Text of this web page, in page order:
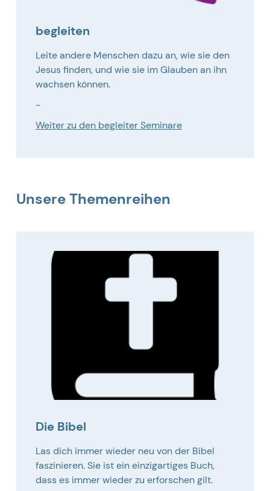
begleiten
Leite andere Menschen dazu an, wie sie den
Jesus finden, und wie sie im Glauben an ihn
wachsen können.
-
Weiter zu den begleiter Seminare
Unsere Themenreihen
Die Bibel
Las dich immer wieder neu von der Bibel
faszinieren. Sie ist ein einzigartiges Buch,
dass es immer wieder zu erforschen gilt.